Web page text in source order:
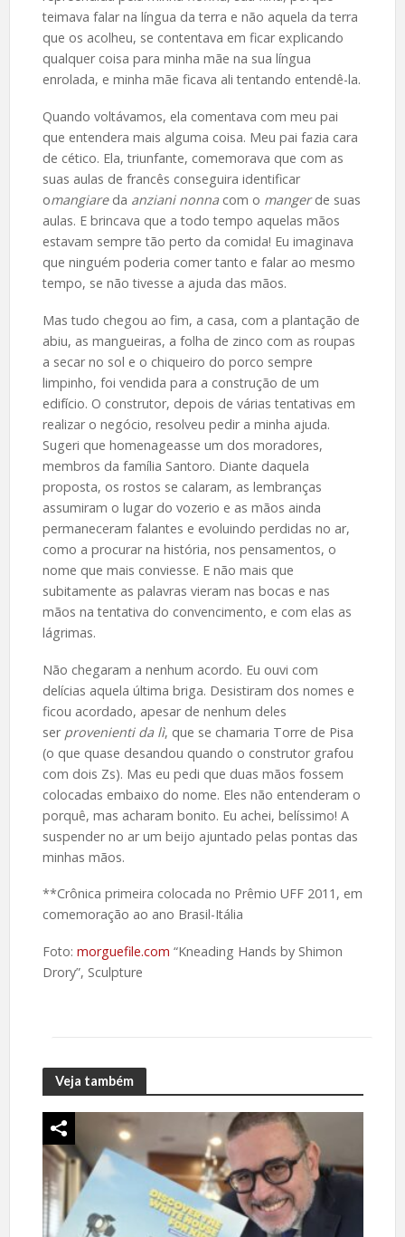
teimava falar na língua da terra e não aquela da terra
que os acolheu, se contentava em ficar explicando
qualquer coisa para minha mãe na sua língua
enrolada, e minha mãe ficava ali tentando entendê-la.
Quando voltávamos, ela comentava com meu pai
que entendera mais alguma coisa. Meu pai fazia cara
de cético. Ela, triunfante, comemorava que com as
suas aulas de francês conseguira identificar
omangiareda anziani nonnacom o mangerde suas
aulas. E brincava que a todo tempo aquelas mãos
estavam sempre tão perto da comida! Eu imaginava
que ninguém poderia comer tanto e falar ao mesmo
tempo, se não tivesse a ajuda das mãos.
Mas tudo chegou ao fim, a casa, com a plantação de
abiu, as mangueiras, a folha de zinco com as roupas
a secar no sol e o chiqueiro do porco sempre
limpinho, foi vendida para a construção de um
edifício. O construtor, depois de várias tentativas em
realizar o negócio, resolveu pedir a minha ajuda.
Sugeri que homenageasse um dos moradores,
membros da família Santoro. Diante daquela
proposta, os rostos se calaram, as lembranças
assumiram o lugar do vozerio e as mãos ainda
permaneceram falantes e evoluindo perdidas no ar,
como a procurar na história, nos pensamentos, o
nome que mais conviesse. E não mais que
subitamente as palavras vieram nas bocas e nas
mãos na tentativa do convencimento, e com elas as
lágrimas.
Não chegaram a nenhum acordo. Eu ouvi com
delícias aquela última briga. Desistiram dos nomes e
ficou acordado, apesar de nenhum deles
ser provenienti da lì, que se chamaria Torre de Pisa
(o que quase desandou quando o construtor grafou
com dois Zs). Mas eu pedi que duas mãos fossem
colocadas embaixo do nome. Eles não entenderam o
porquê, mas acharam bonito. Eu achei, belíssimo! A
suspender no ar um beijo ajuntado pelas pontas das
minhas mãos.
**Crônica primeira colocada no Prêmio UFF 2011, em
comemoração ao ano Brasil-Itália
Foto: morguefile.com “Kneading Hands by Shimon
Drory”, Sculpture
Veja também